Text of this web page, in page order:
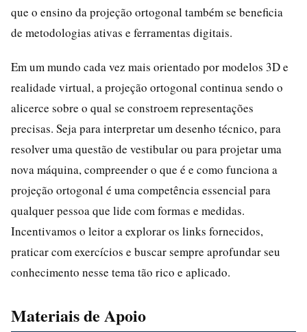
que o ensino da projeção ortogonal também se beneficia
de metodologias ativas e ferramentas digitais.
Em um mundo cada vez mais orientado por modelos 3D e
realidade virtual, a projeção ortogonal continua sendo o
alicerce sobre o qual se constroem representações
precisas. Seja para interpretar um desenho técnico, para
resolver uma questão de vestibular ou para projetar uma
nova máquina, compreender o que é e como funciona a
projeção ortogonal é uma competência essencial para
qualquer pessoa que lide com formas e medidas.
Incentivamos o leitor a explorar os links fornecidos,
praticar com exercícios e buscar sempre aprofundar seu
conhecimento nesse tema tão rico e aplicado.
Materiais de Apoio